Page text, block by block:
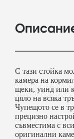
С тази стойка
камера на
щеки, уинд или
цяло на всяка
Чупещото се в
прецизно
съвместима с
оригинални